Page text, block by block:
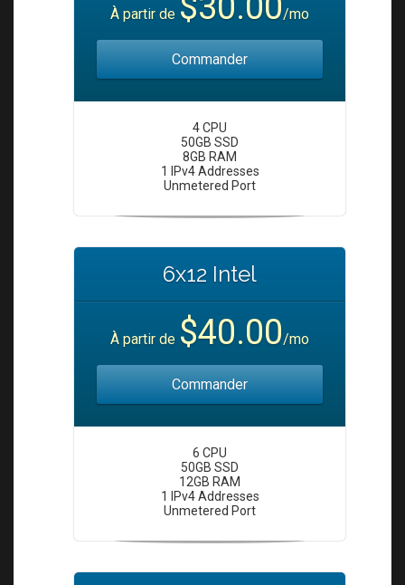
À partir de /mo
Commander
4 CPU
50GB SSD
8GB RAM
1 IPv4 Addresses
Unmetered Port
6x12 Intel
À partir de $40.00/mo
Commander
6 CPU
50GB SSD
12GB RAM
1 IPv4 Addresses
Unmetered Port